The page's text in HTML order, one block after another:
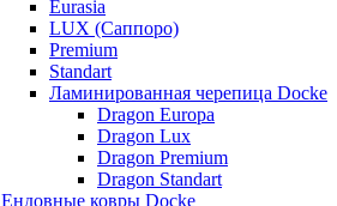
Eurasia
LUX (Саппоро)
Premium
Standart
Ламинированная черепица Docke
Dragon Europa
Dragon Lux
Dragon Premium
Dragon Standart
Ендовные ковры Docke